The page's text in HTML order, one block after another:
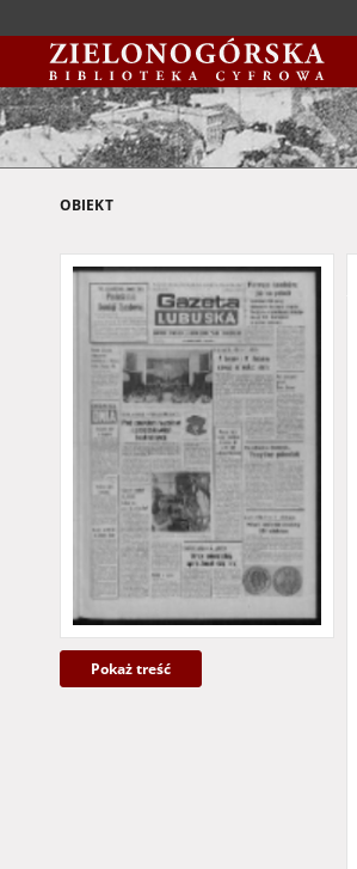
OBIEKT
Pokaż treść